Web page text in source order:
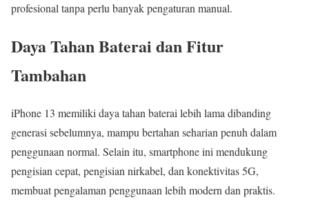
profesional tanpa perlu banyak pengaturan manual.
Daya Tahan Baterai dan Fitur
Tambahan
iPhone 13 memiliki daya tahan baterai lebih lama dibanding
generasi sebelumnya, mampu bertahan seharian penuh dalam
penggunaan normal. Selain itu, smartphone ini mendukung
pengisian cepat, pengisian nirkabel, dan konektivitas 5G,
membuat pengalaman penggunaan lebih modern dan praktis.